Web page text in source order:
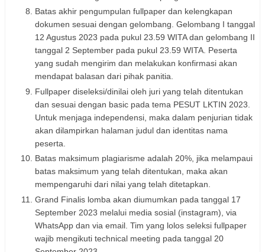
Batas akhir pengumpulan fullpaper dan kelengkapan
dokumen sesuai dengan gelombang. Gelombang I tanggal
12 Agustus 2023 pada pukul 23.59 WITA dan gelombang II
tanggal 2 September pada pukul 23.59 WITA. Peserta
yang sudah mengirim dan melakukan konfirmasi akan
mendapat balasan dari pihak panitia.
Fullpaper diseleksi/dinilai oleh juri yang telah ditentukan
dan sesuai dengan basic pada tema PESUT LKTIN 2023.
Untuk menjaga independensi, maka dalam penjurian tidak
akan dilampirkan halaman judul dan identitas nama
peserta.
Batas maksimum plagiarisme adalah 20%, jika melampaui
batas maksimum yang telah ditentukan, maka akan
mempengaruhi dari nilai yang telah ditetapkan.
Grand Finalis lomba akan diumumkan pada tanggal 17
September 2023 melalui media sosial (instagram), via
WhatsApp dan via email. Tim yang lolos seleksi fullpaper
wajib mengikuti technical meeting pada tanggal 20